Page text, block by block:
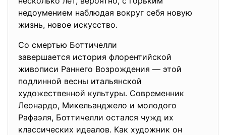
недоумением наблюдая вокруг себя новую
жизнь, новое искусство.
Со смертью Боттичелли
завершается история флорентийской
живописи Раннего Возрождения — этой
подлинной весны итальянской
художественной культуры. Современник
Леонардо, Микельанджело и молодого
Рафаэля, Боттичелли остался чужд их
классических идеалов. Как художник он